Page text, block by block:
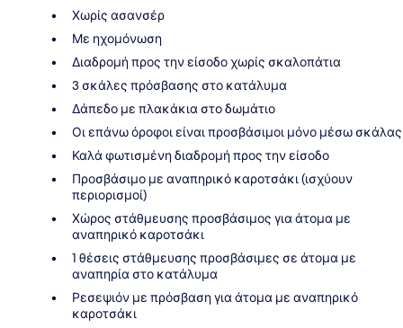
Χωρίς ασανσέρ
Με ηχομόνωση
Διαδρομή προς την είσοδο χωρίς σκαλοπάτια
3 σκάλες πρόσβασης στο κατάλυμα
Δάπεδο με πλακάκια στο δωμάτιο
Οι επάνω όροφοι είναι προσβάσιμοι μόνο μέσω σκάλας
Καλά φωτισμένη διαδρομή προς την είσοδο
Προσβάσιμο με αναπηρικό καροτσάκι (ισχύουν
περιορισμοί)
Χώρος στάθμευσης προσβάσιμος για άτομα με
αναπηρικό καροτσάκι
1 θέσεις στάθμευσης προσβάσιμες σε άτομα με
αναπηρία στο κατάλυμα
Ρεσεψιόν με πρόσβαση για άτομα με αναπηρικό
καροτσάκι